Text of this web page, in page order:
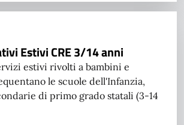
Estivi CRE 3/14 anni
estivi rivolti a bambini e
le scuole dell'Infanzia,
di primo grado statali (3-14